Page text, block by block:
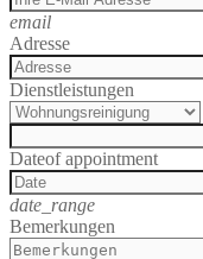
email
Adresse
Dienstleistungen
Dateof appointment
date_range
Bemerkungen